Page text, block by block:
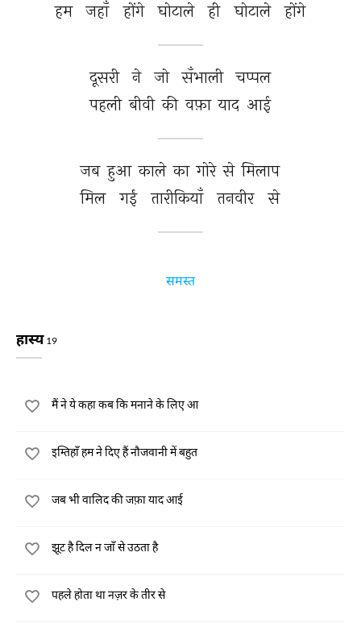
हम
जहाँ होंगे घोटाले ही घोटाले होंगे
दूसरी ने जो सँभाली चप्पल
पहली बीवी की वफ़ा याद आई
जब हुआ काले का गोरे से मिलाप
मिल
गईं तारीकियाँ तनवीर से
समस्त
हास्य 19
मैं ने ये कहा कब कि मनाने के लिए आ
इम्तिहाँ हम ने दिए हैं नौजवानी में बहुत
जब भी वालिद की जफ़ा याद आई
झूट है दिल न जाँ से उठता है
पहले होता था नज़र के तीर से